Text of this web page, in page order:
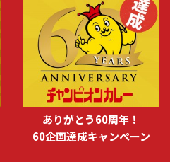
ありがとう60周年！
60企画達成キャンペーン